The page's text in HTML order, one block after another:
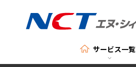
サービス一覧